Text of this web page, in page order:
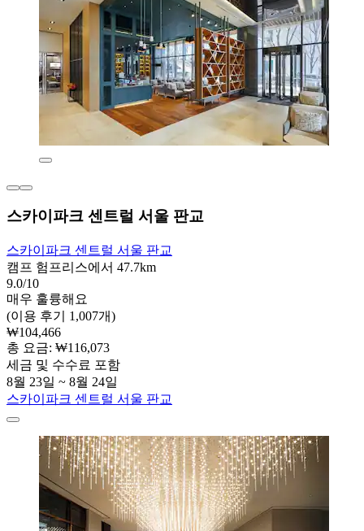
스카이파크 센트럴 서울 판교
스카이파크 센트럴 서울 판교
캠프 험프리스에서 47.7km
9.0/10
매우 훌륭해요
(이용 후기 1,007개)
₩104,466
총 요금: ₩116,073
세금 및 수수료 포함
8월 23일 ~ 8월 24일
스카이파크 센트럴 서울 판교